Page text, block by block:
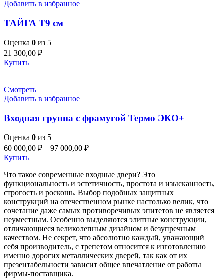
Добавить в избранное
ТАЙГА Т9 см
Оценка 0 из 5
21 300,00 ₽
Купить
Смотреть
Добавить в избранное
Входная группа с фрамугой Термо ЭКО+
Оценка 0 из 5
60 000,00 ₽ – 97 000,00 ₽
Купить
Что такое современные входные двери? Это
функциональность и эстетичность, простота и изысканность,
строгость и роскошь. Выбор подобных защитных
конструкций на отечественном рынке настолько велик, что
сочетание даже самых противоречивых эпитетов не является
неуместным. Особенно выделяются элитные конструкции,
отличающиеся великолепным дизайном и безупречным
качеством. Не секрет, что абсолютно каждый, уважающий
себя производитель, с трепетом относится к изготовлению
именно дорогих металлических дверей, так как от их
презентабельности зависит общее впечатление от работы
фирмы-поставщика.